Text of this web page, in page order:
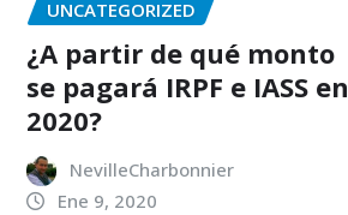
UNCATEGORIZED
¿A partir de qué monto
se pagará IRPF e IASS en
2020?
NevilleCharbonnier
Ene 9, 2020